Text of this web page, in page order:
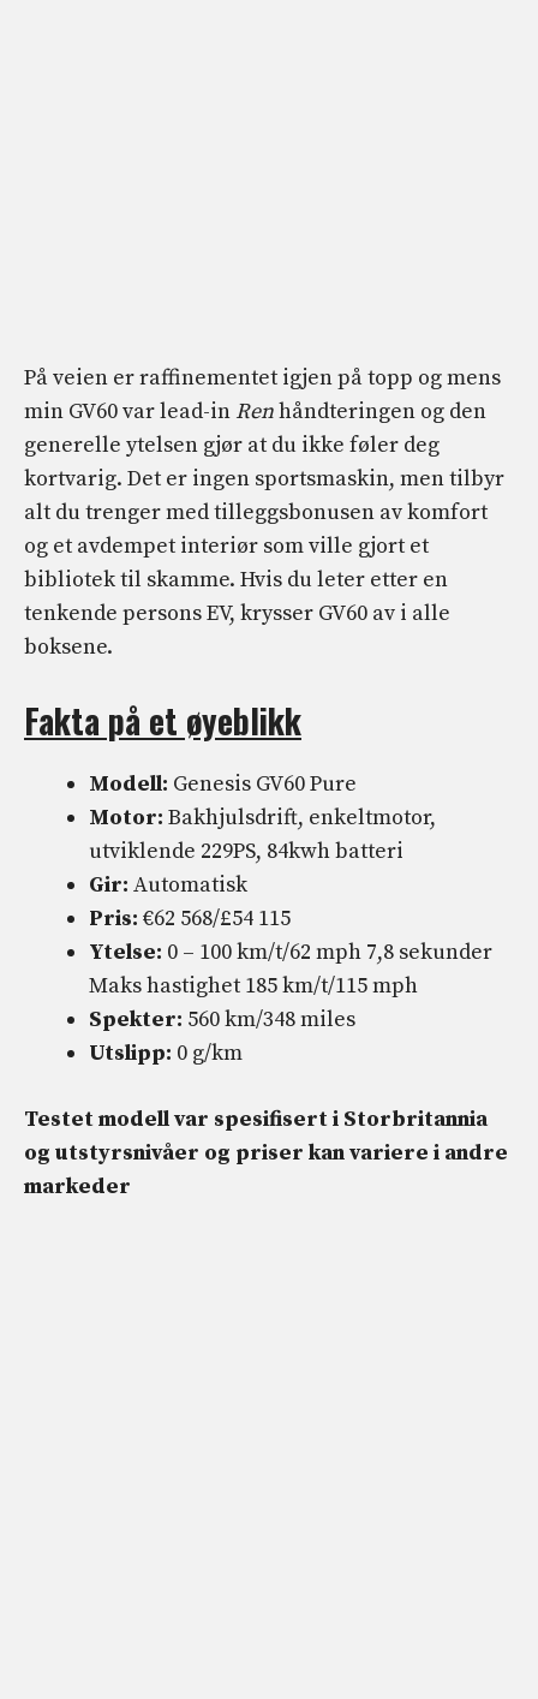
På veien er raffinementet igjen på topp og mens
min GV60 var lead-in Renhåndteringen og den
generelle ytelsen gjør at du ikke føler deg
kortvarig. Det er ingen sportsmaskin, men tilbyr
alt du trenger med tilleggsbonusen av komfort
og et avdempet interiør som ville gjort et
bibliotek til skamme. Hvis du leter etter en
tenkende persons EV, krysser GV60 av i alle
boksene.
Fakta på et øyeblikk
Modell: Genesis GV60 Pure
Motor: Bakhjulsdrift, enkeltmotor,
utviklende 229PS, 84kwh batteri
Gir: Automatisk
Pris: €62 568/£54 115
Ytelse: 0 – 100 km/t/62 mph 7,8 sekunder
Maks hastighet 185 km/t/115 mph
Spekter: 560 km/348 miles
Utslipp: 0 g/km
Testet modell var spesifisert i Storbritannia
og utstyrsnivåer og priser kan variere i andre
markeder